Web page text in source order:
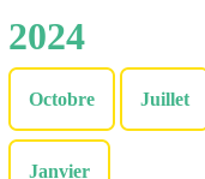
2024
Octobre Juillet
Janvier